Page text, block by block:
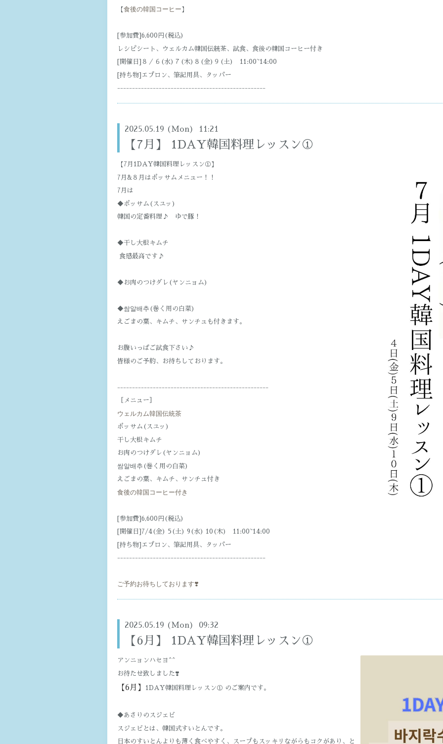
【食後の韓国コーヒー 】
[参加費]6,600円(税込)
レシピシート、ウェルカム韓国伝統茶、試食、食後の韓国コーヒー付き
[開催日]８／６(水)７(木)８(金)９(土) 11:00~14:00
[持ち物]エプロン、筆記用具、タッパー
--------------------------------------------------
2025.05.19 (Mon) 11:21
【7月】 1DAY韓国料理レッスン①
【7月1DAY韓国料理レッスン①】
7月&８月はポッサムメニュー！！
7月は
◆ポッサム(スユッ)
韓国の定番料理♪ ゆで豚！
◆干し大根キムチ
食感最高です♪
◆お肉のつけダレ(ヤンニョム)
◆쌈알배추(巻く用の白菜)
えごまの葉、キムチ、サンチュも付きます。
お腹いっぱご試食下さい♪
皆様のご予約、お待ちしております。
---------------------------------------------------
［メニュー］
ウェルカム韓国伝統茶
ポッサム(スユッ)
干し大根キムチ
お肉のつけダレ(ヤンニョム)
쌈알배추(巻く用の白菜)
えごまの葉、キムチ、サンチュ付き
食後の韓国コーヒー付き
[参加費]6,600円(税込)
[開催日]7/4(金) 5(土) 9(水) 10(木) 11:00~14:00
[持ち物]エプロン、筆記用具、タッパー
--------------------------------------------------
ご予約お待ちしております❣️
2025.05.19 (Mon) 09:32
【6月】 1DAY韓国料理レッスン①
アンニョンハセヨ^^
お待たせ致しました❣️
【6月】 1DAY韓国料理レッスン① のご案内です。
◆あさりのスジェビ
スジェビとは、韓国式すいとんです。
日本のすいとんよりも薄く食べやすく、スープもスッキリながらもコクがあり、と